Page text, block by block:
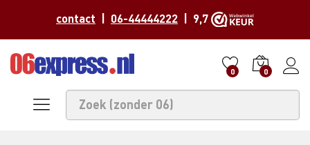
contact 06-44444222 | 9,7
0 0